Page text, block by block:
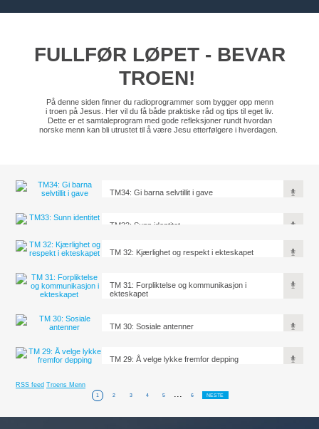
FULLFØR LØPET - BEVAR
TROEN!
På denne siden finner du radioprogrammer som bygger opp menn
i troen på Jesus. Her vil du få både praktiske råd og tips til eget liv.
Dette er et samtaleprogram med gode refleksjoner rundt hvordan
norske menn kan bli utrustet til å være Jesu etterfølgere i hverdagen.
TM34: Gi barna selvtillit i gave
TM33: Sunn identitet
TM 32: Kjærlighet og respekt i ekteskapet
TM 31: Forpliktelse og kommunikasjon i
ekteskapet
TM 30: Sosiale antenner
TM 29: Å velge lykke fremfor depping
RSS feed Troens Menn
1 2 3 4 5 6 NESTE